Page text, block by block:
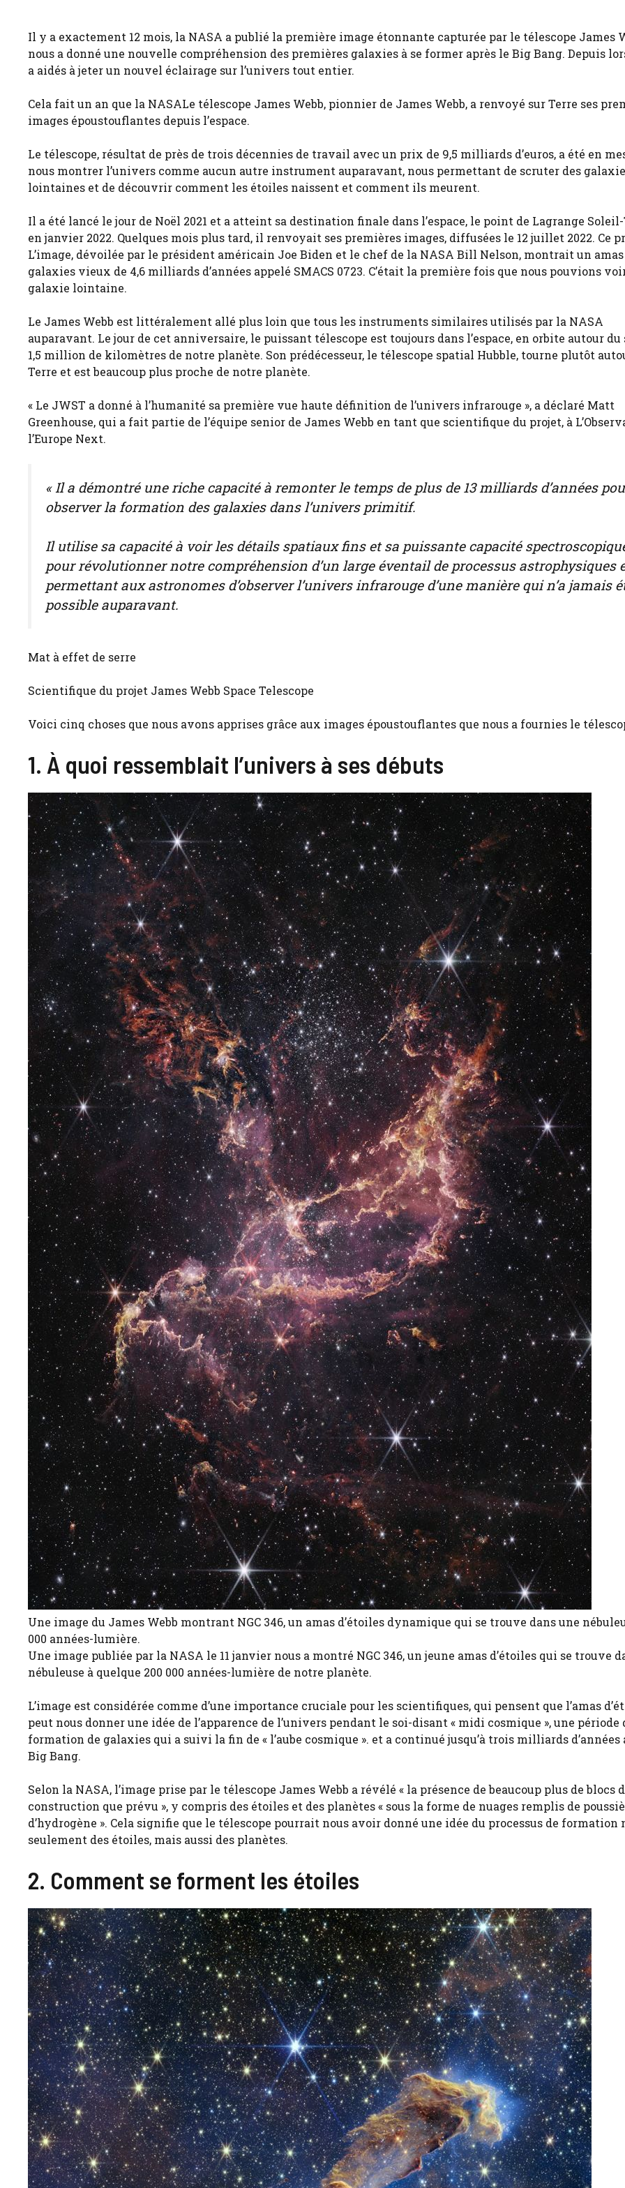
Il y a exactement 12 mois, la NASA a publié la première image étonnante capturée par le télescope James
nous a donné une nouvelle compréhension des premières galaxies à se former après le Big Bang. Depuis
a aidés à jeter un nouvel éclairage sur l’univers tout entier.
Cela fait un an que la NASALe télescope James Webb, pionnier de James Webb, a renvoyé sur Terre ses
images époustouflantes depuis l’espace.
Le télescope, résultat de près de trois décennies de travail avec un prix de 9,5 milliards d’euros, a été en
nous montrer l’univers comme aucun autre instrument auparavant, nous permettant de scruter des
lointaines et de découvrir comment les étoiles naissent et comment ils meurent.
Il a été lancé le jour de Noël 2021 et a atteint sa destination finale dans l’espace, le point de Lagrange Soleil-
en janvier 2022. Quelques mois plus tard, il renvoyait ses premières images, diffusées le 12 juillet 2022. Ce
L’image, dévoilée par le président américain Joe Biden et le chef de la NASA Bill Nelson, montrait un
galaxies vieux de 4,6 milliards d’années appelé SMACS 0723. C’était la première fois que nous pouvions
galaxie lointaine.
Le James Webb est littéralement allé plus loin que tous les instruments similaires utilisés par la NASA
auparavant. Le jour de cet anniversaire, le puissant télescope est toujours dans l’espace, en orbite autour
1,5 million de kilomètres de notre planète. Son prédécesseur, le télescope spatial Hubble, tourne plutôt
Terre et est beaucoup plus proche de notre planète.
« Le JWST a donné à l’humanité sa première vue haute définition de l’univers infrarouge », a déclaré Matt
Greenhouse, qui a fait partie de l’équipe senior de James Webb en tant que scientifique du projet, à
l’Europe Next.
« Il a démontré une riche capacité à remonter le temps de plus de 13 milliards d’années
observer la formation des galaxies dans l’univers primitif.
Il utilise sa capacité à voir les détails spatiaux fins et sa puissante capacité
pour révolutionner notre compréhension d’un large éventail de processus astrophysiques
permettant aux astronomes d’observer l’univers infrarouge d’une manière qui n’a jamais
possible auparavant.
Mat à effet de serre
Scientifique du projet James Webb Space Telescope
Voici cinq choses que nous avons apprises grâce aux images époustouflantes que nous a fournies le
1. À quoi ressemblait l’univers à ses débuts
Une image du James Webb montrant NGC 346, un amas d’étoiles dynamique qui se trouve dans une
000 années-lumière.
Une image publiée par la NASA le 11 janvier nous a montré NGC 346, un jeune amas d’étoiles qui se trouve
nébuleuse à quelque 200 000 années-lumière de notre planète.
L’image est considérée comme d’une importance cruciale pour les scientifiques, qui pensent que l’amas
peut nous donner une idée de l’apparence de l’univers pendant le soi-disant « midi cosmique », une période
formation de galaxies qui a suivi la fin de « l’aube cosmique ». et a continué jusqu’à trois milliards d’années
Big Bang.
Selon la NASA, l’image prise par le télescope James Webb a révélé « la présence de beaucoup plus de blocs
construction que prévu », y compris des étoiles et des planètes « sous la forme de nuages ​​remplis de
d’hydrogène ». Cela signifie que le télescope pourrait nous avoir donné une idée du processus de formation
seulement des étoiles, mais aussi des planètes.
2. Comment se forment les étoiles